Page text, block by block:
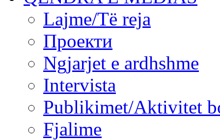
Lajme/Të reja
Проекти
Ngjarjet e ardhshme
Intervista
Publikimet/Aktivitet
Fjalime